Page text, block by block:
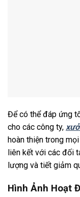
Để có thể đáp ứng
cho các công ty,
hoàn thiện trong
liên kết với các đối
lượng và tiết giảm
Hình Ảnh Hoạt